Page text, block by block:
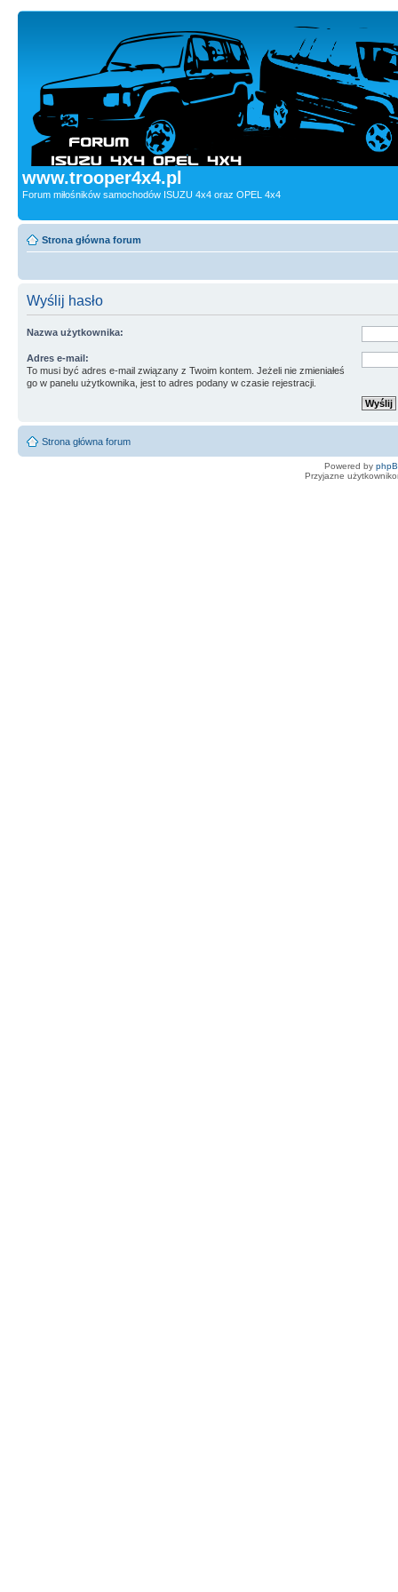
www.trooper4x4.pl
Forum miłośników samochodów ISUZU 4x4 oraz OPEL 4x4
Strona główna forum
Wyślij hasło
Nazwa użytkownika:
Adres e-mail:
To musi być adres e-mail związany z Twoim kontem. Jeżeli nie zmieniałeś
go w panelu użytkownika, jest to adres podany w czasie rejestracji.
Strona główna forum
Powered by
Przyjazne